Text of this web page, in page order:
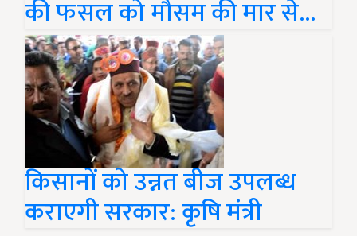
की फसल को मौसम की मार से...
किसानों को उन्नत बीज उपलब्ध
कराएगी सरकार: कृषि मंत्री